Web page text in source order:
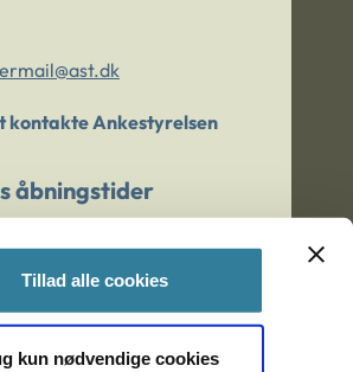
Tillad alle cookies
kun nødvendige cookies
kontakte Ankestyrelsen
åbningstider
for et barn/en ung?